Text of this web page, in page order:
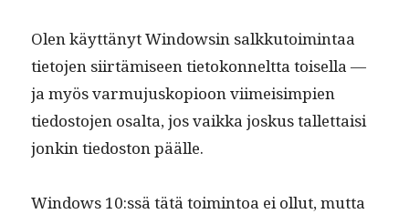
Olen käyt­tänyt Win­dowsin salkku­toim­intaa
tieto­jen siirtämiseen tietokon­nelt­ta toisel­la —
ja myös var­mu­jusko­pi­oon viimeisimpi­en
tiedos­to­jen osalta, jos vaik­ka joskus tal­let­taisi
jonkin tiedos­ton päälle.
Win­dows 10:ssä tätä toim­intoa ei ollut, mut­ta